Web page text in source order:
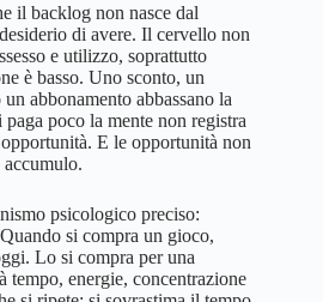
il backlog non nasce dal
di avere. Il cervello non
e utilizzo, soprattutto
è basso. Uno sconto, un
abbonamento abbassano la
poco la mente non registra
E le opportunità non
accumulo.
psicologico preciso:
si compra un gioco,
Lo si compra per una
tempo, energie, concentrazione